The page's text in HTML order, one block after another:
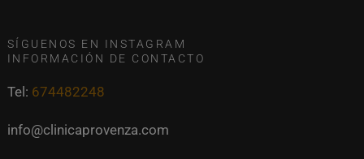
SÍGUENOS EN INSTAGRAM
INFORMACIÓN DE CONTACTO
Tel: 674482248
info@clinicaprovenza.com